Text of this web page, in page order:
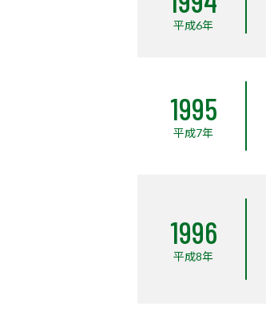
平成6年
1995
平成7年
1996
平成8年